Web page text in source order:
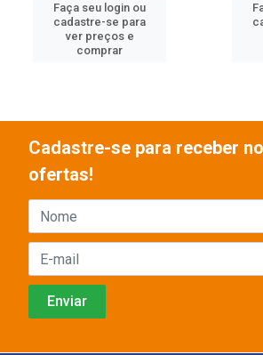
Faça seu login ou
cadastre-se para
ver preços e
comprar
Cadastre-se para receber
ofertas!